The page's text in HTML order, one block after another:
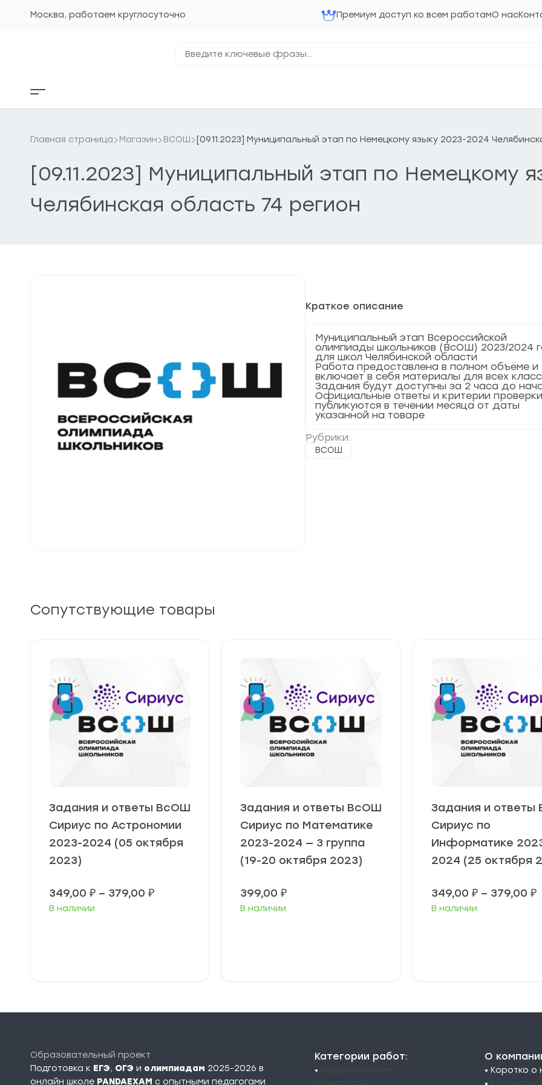
Москва, работаем круглосуточно Премиум доступ ко всем работамО нас
ключевые
Кнопка
бокового
Главная страница Магазин ВСОШ [09.11.2023] Муниципальный этап по Немецкому языку 2023-2024
[09.11.2023] Муниципальный этап по Немецкому
Челябинская область 74 регион
Краткое описание
Муниципальный этап Всероссийской
олимпиады школьников (ВсОШ) 2023/2024
для школ Челябинской области
Работа предоставлена в полном объёме и
включает в себя материалы для всех
Задания будут доступны за 2 часа до
Официальные ответы и критерии проверки
публикуются в течении месяца от даты
указанной на товаре
Рубрики:
ВСОШ
Сопутствующие товары
Задания и ответы ВсОШ
Сириус по Астрономии
2023-2024 (05 октября
2023)
349,00 ₽ – 379,00 ₽Диапазон
В наличии
Задания и ответы ВсОШ
Сириус по Математике
2023-2024 — 3 группа
(19-20 октября 2023)
399,00 ₽
В наличии
Задания и
Сириус по
Информатике
2024 (25 октября
349,00 ₽ – 379,00 ₽
В наличии
Образовательный проект
Подготовка к ЕГЭ, ОГЭ и олимпиадам 2025-2026 в
онлайн школе PANDAEXAM c опытными педагогами
Категории работ:
•
О
• Коротко о